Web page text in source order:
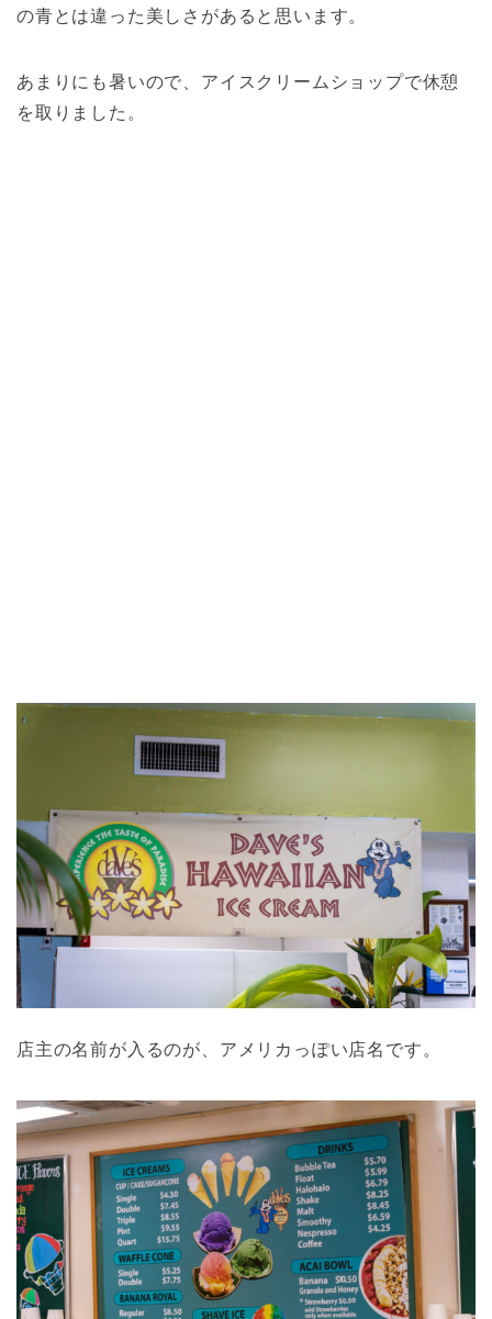
の青とは違った美しさがあると思います。
あまりにも暑いので、アイスクリームショップで休憩
を取りました。
店主の名前が入るのが、アメリカっぽい店名です。